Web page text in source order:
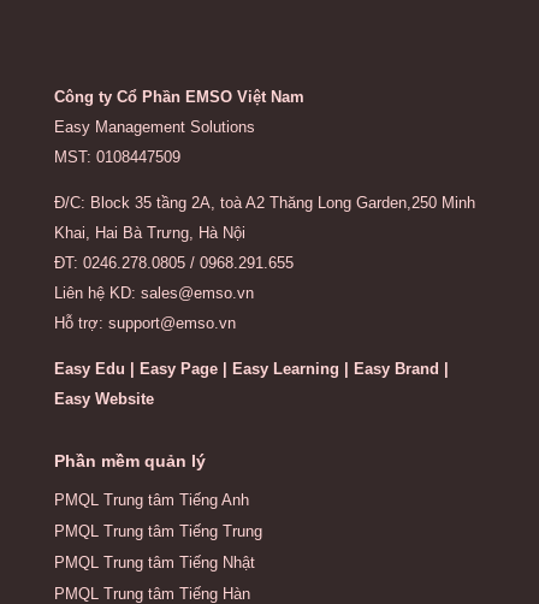
Công ty Cổ Phần EMSO Việt Nam
Easy Management Solutions
MST: 0108447509
Đ/C: Block 35 tầng 2A, toà A2 Thăng Long Garden,250 Minh
Khai, Hai Bà Trưng, Hà Nội
ĐT: 0246.278.0805 / 0968.291.655
Liên hệ KD: sales@emso.vn
Hỗ trợ: support@emso.vn
Easy Edu | Easy Page | Easy Learning | Easy Brand |
Easy Website
Phần mềm quản lý
PMQL Trung tâm Tiếng Anh
PMQL Trung tâm Tiếng Trung
PMQL Trung tâm Tiếng Nhật
PMQL Trung tâm Tiếng Hàn